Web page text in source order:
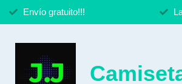
Envío gratuito!!!